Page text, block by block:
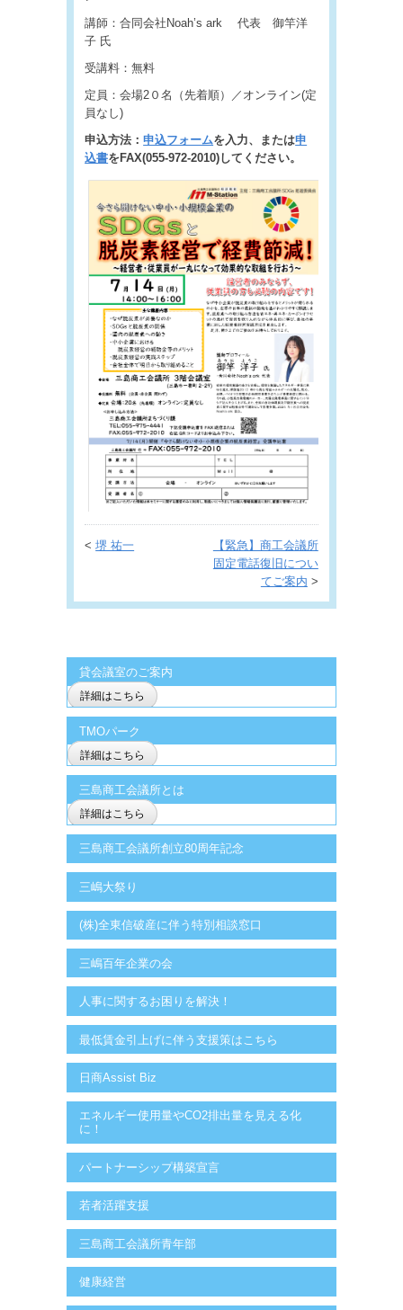
講師：合同会社Noah’s ark 代表 御竿洋
子 氏
受講料：無料
定員：会場2０名（先着順）／オンライン(定
員なし)
申込方法：申込フォームを入力、または申
込書をFAX(055-972-2010)してください。
<堺 祐一
【緊急】商工会議所
固定電話復旧につい
てご案内 >
貸会議室のご案内
詳細はこちら
TMOパーク
詳細はこちら
三島商工会議所とは
詳細はこちら
三島商工会議所創立80周年記念
三嶋大祭り
(株)全東信破産に伴う特別相談窓口
三嶋百年企業の会
人事に関するお困りを解決！
最低賃金引上げに伴う支援策はこちら
日商Assist Biz
エネルギー使用量やCO2排出量を見える化
に！
パートナーシップ構築宣言
若者活躍支援
三島商工会議所青年部
健康経営